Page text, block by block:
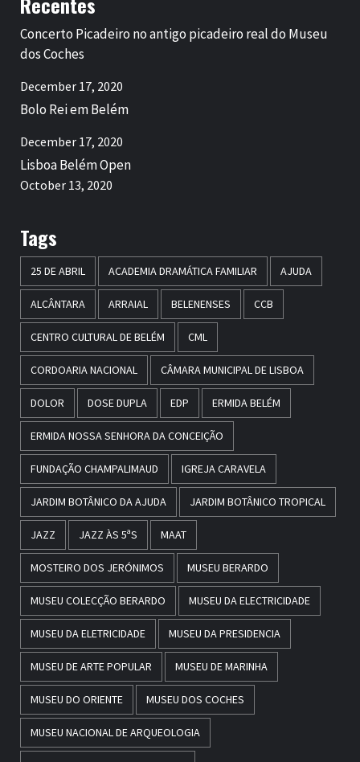
Concerto Picadeiro no antigo picadeiro real do Museu
dos Coches
December 17, 2020
Bolo Rei em Belém
December 17, 2020
Lisboa Belém Open
October 13, 2020
Tags
25 DE ABRIL ACADEMIA DRAMÁTICA FAMILIAR AJUDA
ALCÂNTARA ARRAIAL BELENENSES CCB
CENTRO CULTURAL DE BELÉM CML
CORDOARIA NACIONAL CÂMARA MUNICIPAL DE LISBOA
DOLOR DOSE DUPLA EDP ERMIDA BELÉM
ERMIDA NOSSA SENHORA DA CONCEIÇÃO
FUNDAÇÃO CHAMPALIMAUD IGREJA CARAVELA
JARDIM BOTÂNICO DA AJUDA JARDIM BOTÂNICO TROPICAL
JAZZ JAZZ ÀS 5ªS MAAT
MOSTEIRO DOS JERÓNIMOS MUSEU BERARDO
MUSEU COLECÇÃO BERARDO MUSEU DA ELECTRICIDADE
MUSEU DA ELETRICIDADE MUSEU DA PRESIDENCIA
MUSEU DE ARTE POPULAR MUSEU DE MARINHA
MUSEU DO ORIENTE MUSEU DOS COCHES
MUSEU NACIONAL DE ARQUEOLOGIA